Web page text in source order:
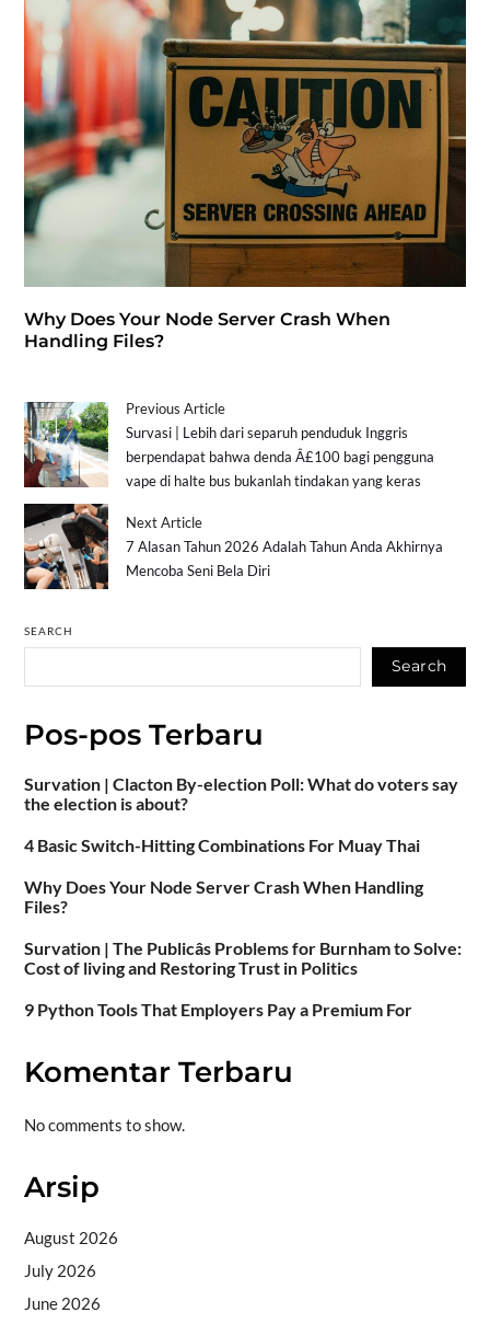
Why Does Your Node Server Crash When
Handling Files?
Previous Article
Survasi | Lebih dari separuh penduduk Inggris
berpendapat bahwa denda Â£100 bagi pengguna
vape di halte bus bukanlah tindakan yang keras
Next Article
7 Alasan Tahun 2026 Adalah Tahun Anda Akhirnya
Mencoba Seni Bela Diri
SEARCH
Search
Pos-pos Terbaru
Survation | Clacton By-election Poll: What do voters say
the election is about?
4 Basic Switch-Hitting Combinations For Muay Thai
Why Does Your Node Server Crash When Handling
Files?
Survation | The Publicâs Problems for Burnham to Solve:
Cost of living and Restoring Trust in Politics
9 Python Tools That Employers Pay a Premium For
Komentar Terbaru
No comments to show.
Arsip
August 2026
July 2026
June 2026